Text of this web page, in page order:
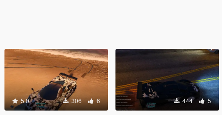
5.0 306 6 444 5